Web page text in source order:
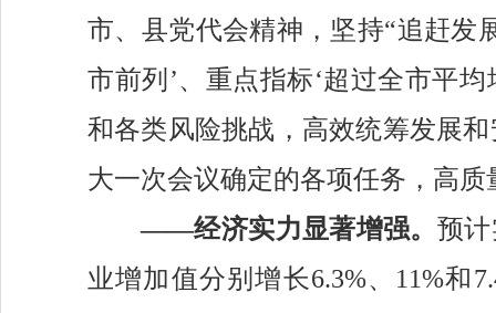
市、县党代会精神，坚持“追赶发
市前列’、重点指标‘超过全市平均
和各类风险挑战，高效统筹发展
大一次会议确定的各项任务，高
——经济实力显著增强。 预
业增加值分别增长6.3%、 11%和